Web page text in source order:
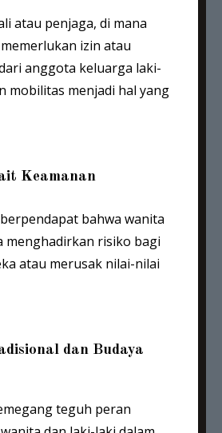
atau penjaga, di mana
izin atau
anggota keluarga laki-
mobilitas menjadi hal yang
Keamanan
bahwa wanita
menghadirkan risiko bagi
atau merusak nilai-nilai
dan Budaya
teguh peran